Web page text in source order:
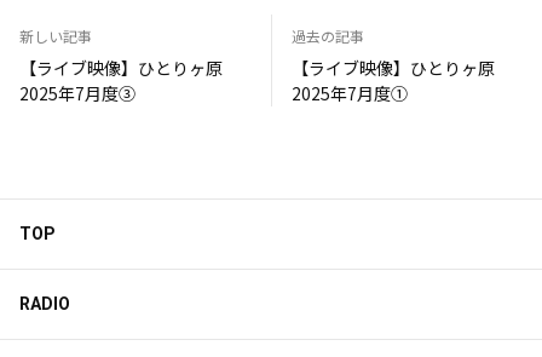
新しい記事
【ライブ映像】ひとりヶ原
2025年7月度③
過去の記事
【ライブ映像】ひとりヶ原
2025年7月度①
TOP
RADIO